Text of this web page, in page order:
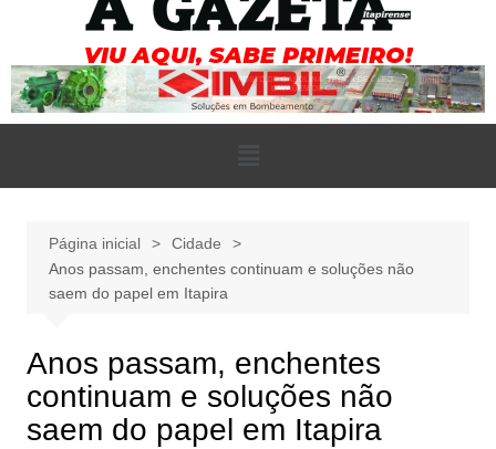
Página inicial
Cidade
Anos passam, enchentes continuam e soluções não
saem do papel em Itapira
Anos passam, enchentes
continuam e soluções não
saem do papel em Itapira